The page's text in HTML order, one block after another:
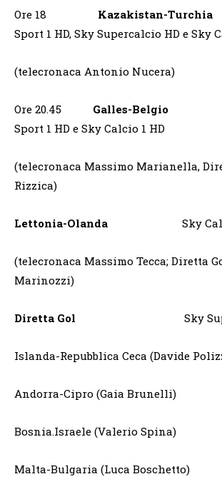
Ore 18 Kazakistan-
Sport 1 HD, Sky Supercalcio HD e Sky
(telecronaca Antonio Nucera)
Ore 20.45 Galles-
Sport 1 HD e Sky Calcio 1 HD
(telecronaca Massimo Marianella,
Rizzica)
Lettonia-Olanda Sky Calcio
(telecronaca Massimo Tecca; Diretta
Marinozzi)
Diretta Gol Sky
Islanda-Repubblica Ceca (Davide
Andorra-Cipro (Gaia Brunelli)
Bosnia.Israele (Valerio Spina)
Malta-Bulgaria (Luca Boschetto)